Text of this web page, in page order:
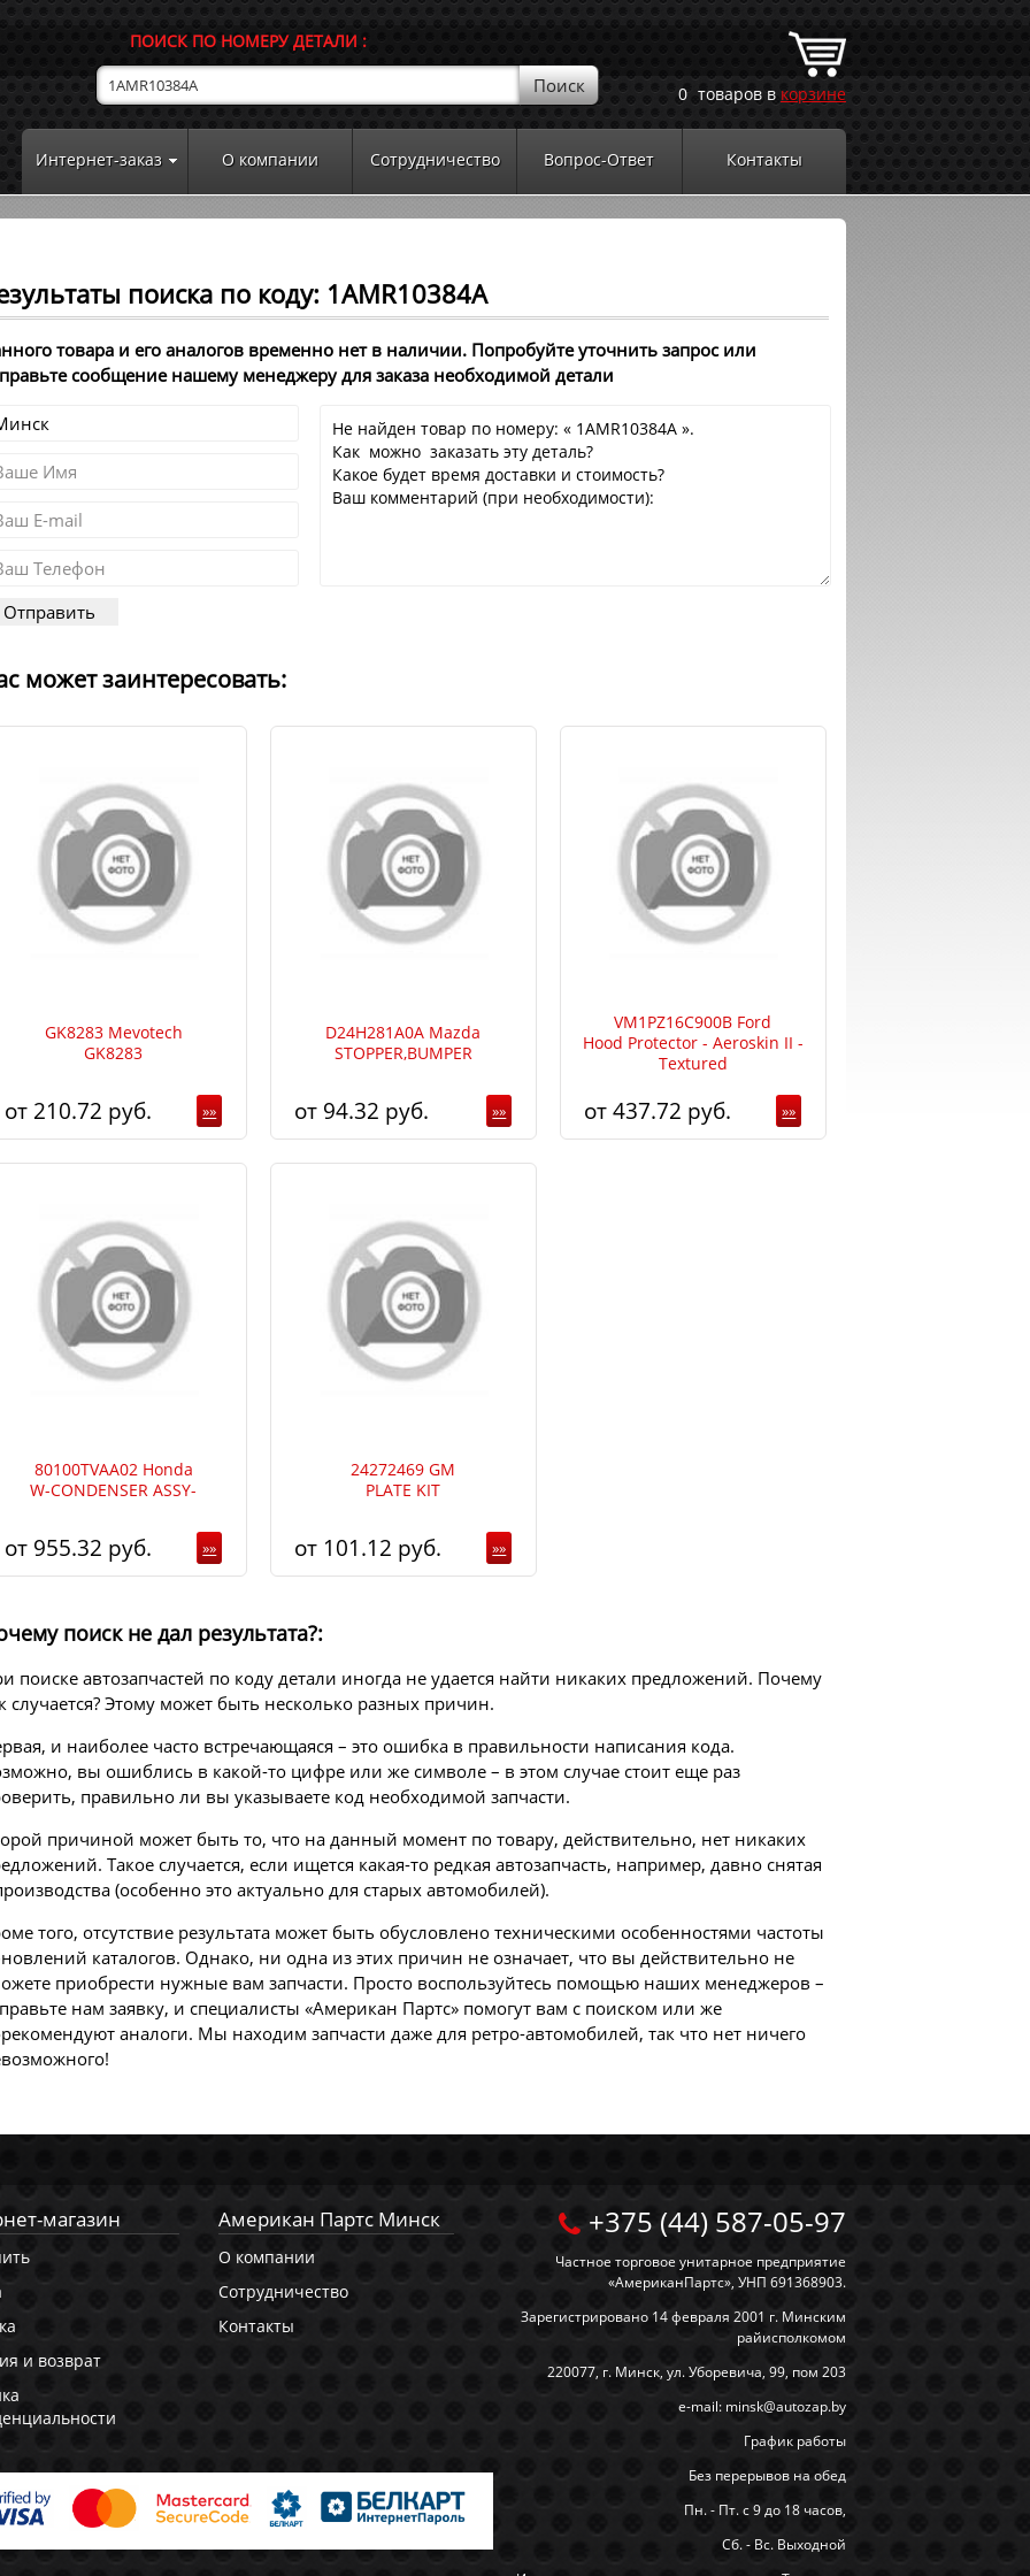
ПОИСК ПО НОМЕРУ ДЕТАЛИ :
0 товаров в корзине
Интернет-заказ О компании Сотрудничество Вопрос-Ответ Контакты
поиска по коду: 1AMR10384A
товара и его аналогов временно нет в наличии. Попробуйте уточнить запрос или
сообщение нашему менеджеру для заказа необходимой детали
может заинтересовать:
GK8283 Mevotech
GK8283
210.72 »»
D24H281A0A Mazda
STOPPER,BUMPER
94.32 »»
VM1PZ16C900B Ford
Hood Protector - Aeroskin II -
Textured
437.72 »»
80100TVAA02 Honda
W-CONDENSER ASSY-
955.32 »»
24272469 GM
PLATE KIT
101.12 »»
поиск не дал результата?:
поиске автозапчастей по коду детали иногда не удается найти никаких предложений. Почему
случается? Этому может быть несколько разных причин.
и наиболее часто встречающаяся – это ошибка в правильности написания кода.
вы ошиблись в какой-то цифре или же символе – в этом случае стоит еще раз
правильно ли вы указываете код необходимой запчасти.
причиной может быть то, что на данный момент по товару, действительно, нет никаких
Такое случается, если ищется какая-то редкая автозапчасть, например, давно снятая
(особенно это актуально для старых автомобилей).
того, отсутствие результата может быть обусловлено техническими особенностями частоты
каталогов. Однако, ни одна из этих причин не означает, что вы действительно не
приобрести нужные вам запчасти. Просто воспользуйтесь помощью наших менеджеров –
нам заявку, и специалисты «Американ Партс» помогут вам с поиском или же
аналоги. Мы находим запчасти даже для ретро-автомобилей, так что нет ничего
магазин
и возврат
Американ Партс Минск
О компании
Сотрудничество
Контакты
+375 (44) 587-05-97
Частное торговое унитарное предприятие
«АмериканПартс», УНП 691368903.
Зарегистрировано 14 февраля 2001 г. Минским
райисполкомом
220077, г. Минск, ул. Уборевича, 99, пом 203
e-mail: minsk@autozap.by
График работы
Без перерывов на обед
Пн. - Пт. с 9 до 18 часов,
Сб. - Вс. Выходной